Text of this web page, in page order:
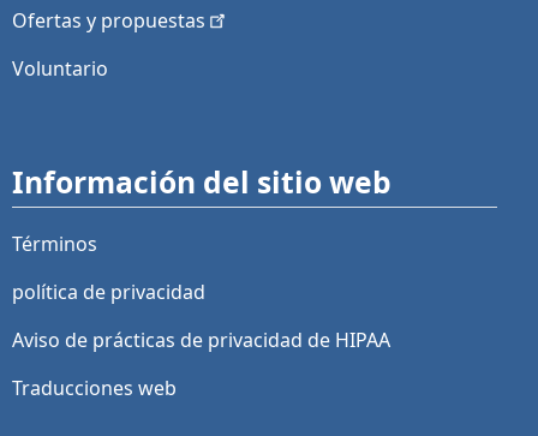
Ofertas y propuestas
Voluntario
Información del sitio web
Términos
política de privacidad
Aviso de prácticas de privacidad de HIPAA
Traducciones web